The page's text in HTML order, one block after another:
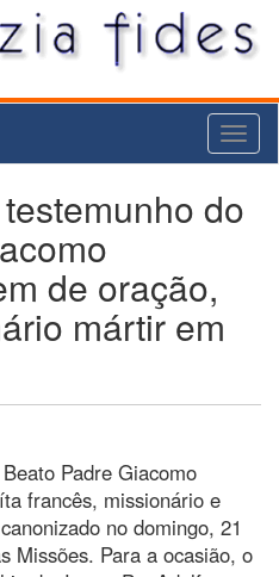
do
de oração,
mártir em
Padre Giacomo
francês, missionário e
no domingo, 21
Missões. Para a ocasião, o